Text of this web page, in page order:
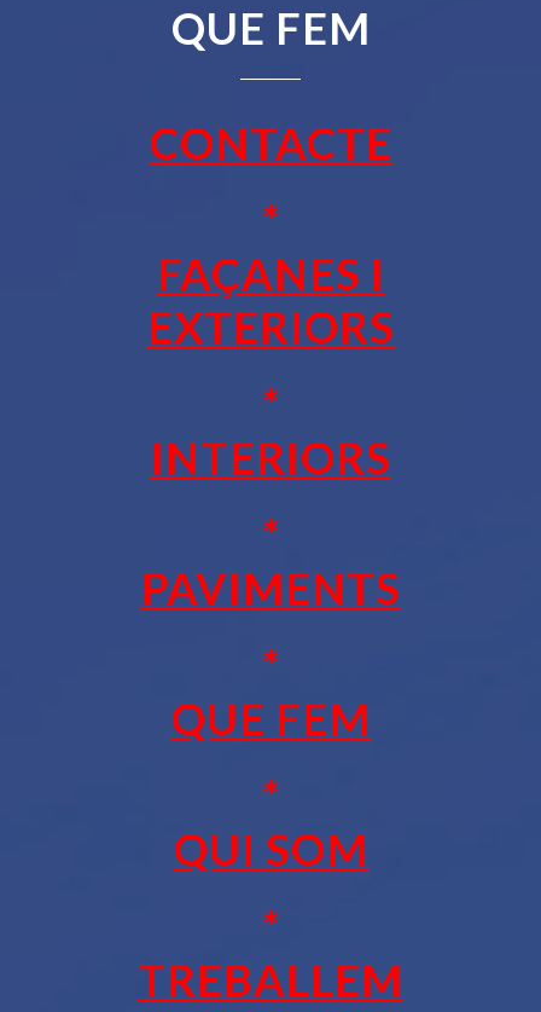
QUE FEM
CONTACTE
*
FAÇANES I
EXTERIORS
*
INTERIORS
*
PAVIMENTS
*
QUE FEM
*
QUI SOM
*
TREBALLEM